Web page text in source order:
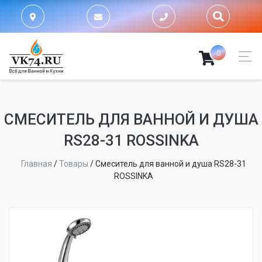
0
СМЕСИТЕЛЬ ДЛЯ ВАННОЙ И ДУША
RS28-31 ROSSINKA
Главная /Товары /Смеситель для ванной и душа RS28-31
ROSSINKA